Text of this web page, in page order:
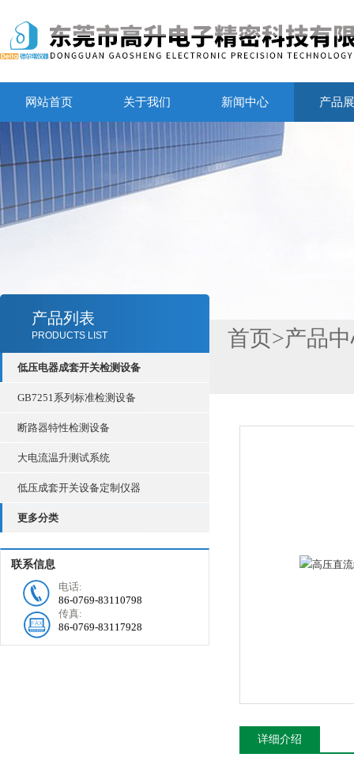
网站首页 关于我们 新闻中心 产品
产品列表
PRODUCTS LIST
低压电器成套开关检测设备
GB7251系列标准检测设备
断路器特性检测设备
大电流温升测试系统
低压成套开关设备定制仪器
更多分类
联系信息
电话:
86-0769-83110798
传真:
86-0769-83117928
首页>产品
详细介绍